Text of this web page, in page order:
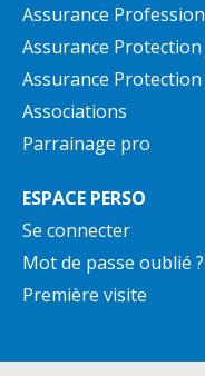
Assurance
Assurance
Assurance
Associations
Parrainage pro
ESPACE PERSO
Se connecter
Mot de passe oublié ?
Première visite